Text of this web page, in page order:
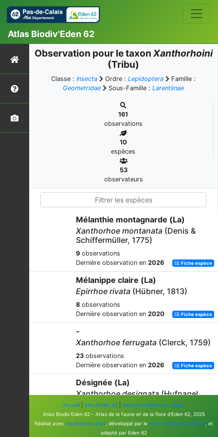
Atlas Biodiv'Eden 62
Observation pour le taxon Xanthorhoini
(Tribu)
Classe : Insecta Ordre : Lepidoptera
Famille :
Geometridae
Sous-Famille : Larentiinae
161
observations
10
espèces
53
observateurs
Mélanthie montagnarde (La)
Xanthorhoe montanata (Denis &
Schiffermüller, 1775)
9 observations
Dernière observation en 2026 Fiche espèce
Mélanippe claire (La)
Epirrhoe rivata (Hübner, 1813)
8 observations
Dernière observation en 2020 Fiche espèce
-
Xanthorhoe ferrugata (Clerck, 1759)
23 observations
Dernière observation en 2026 Fiche espèce
Désignée (La)
Xanthorhoe designata(Hufnagel,
1767)
7observations
Dernière observation en 2026 Fiche espèce
Accueil| Site d'Eden 62|
Mentions légales et crédits
Atlas Biodiv'Eden 62 - Atlas de la faune et de la flore d'Eden 62, 2025
Réalisé avec GeoNature-atlas, développé par le Parc national des Écrins, et
adapté par Eden 62